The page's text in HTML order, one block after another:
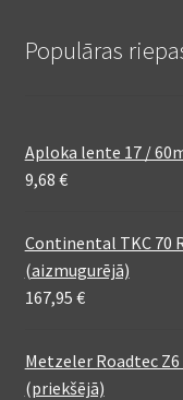
Populāras
Aploka lente 17 /
9,68 €
Continental TKC 70
(aizmugurējā)
167,95 €
Metzeler Roadtec Z6
(priekšējā)